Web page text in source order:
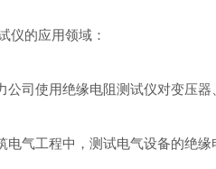
的应用领域：
使用绝缘电阻测试仪对变压器
气工程中，测试电气设备的绝缘